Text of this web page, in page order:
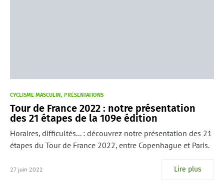
CYCLISME MASCULIN PRÉSENTATIONS
Tour de France 2022 : notre présentation
des 21 étapes de la 109e édition
Horaires, difficultés... : découvrez notre présentation des 21
étapes du Tour de France 2022, entre Copenhague et Paris.
27 juin 2022 Lire plus